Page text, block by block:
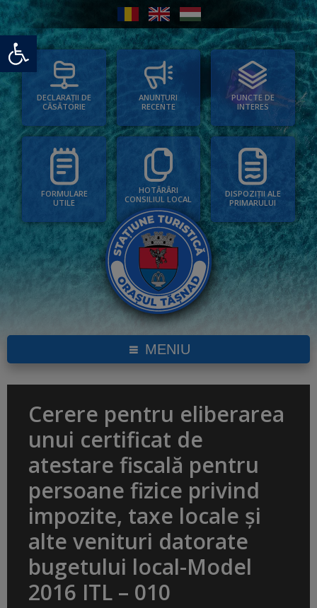
Deschide bara de unelte
DECLARAȚII DE
CĂSĂTORIE
ANUNȚURI
RECENTE
PUNCTE DE
INTERES
FORMULARE
UTILE
HOTĂRÂRI
CONSILIUL LOCAL
DISPOZIȚII ALE
PRIMARULUI
MENIU
Cerere pentru eliberarea
unui certificat de
atestare fiscală pentru
persoane fizice privind
impozite, taxe locale şi
alte venituri datorate
bugetului local-Model
2016 ITL – 010